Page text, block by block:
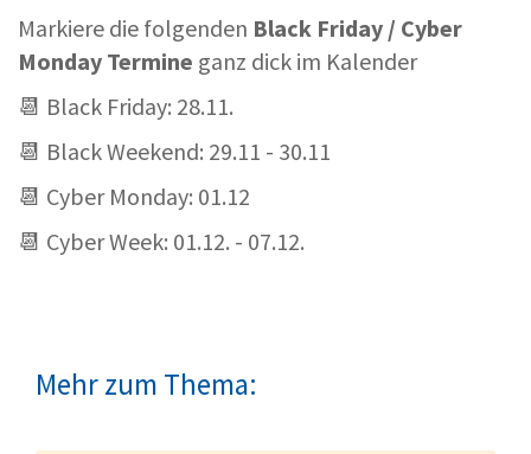
Markiere die folgenden Black Friday / Cyber
Monday Termine ganz dick im Kalender
📆 Black Friday: 28.11.
📆 Black Weekend: 29.11 - 30.11
📆 Cyber Monday: 01.12
📆 Cyber Week: 01.12. - 07.12.
Mehr zum Thema: